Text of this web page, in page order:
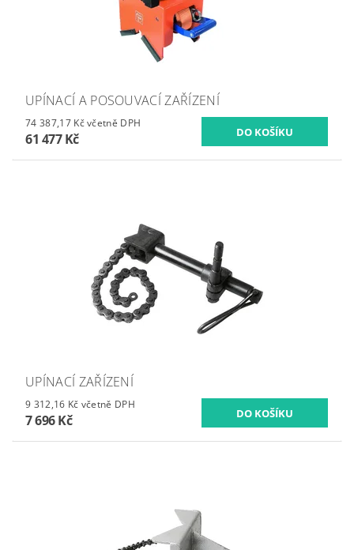
UPÍNACÍ A POSOUVACÍ ZAŘÍZENÍ
74 387,17 Kč včetně DPH
61 477 Kč
UPÍNACÍ ZAŘÍZENÍ
9 312,16 Kč včetně DPH
7 696 Kč